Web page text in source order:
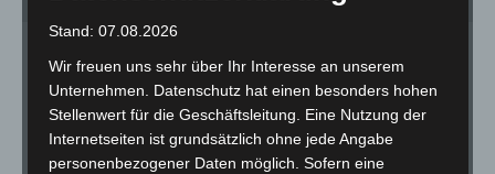
Stand: 07.08.2026
Wir freuen uns sehr über Ihr Interesse an unserem
Unternehmen. Datenschutz hat einen besonders hohen
Stellenwert für die Geschäftsleitung. Eine Nutzung der
Internetseiten ist grundsätzlich ohne jede Angabe
personenbezogener Daten möglich. Sofern eine